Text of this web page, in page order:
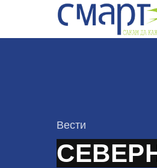
КАтегорија
Вести